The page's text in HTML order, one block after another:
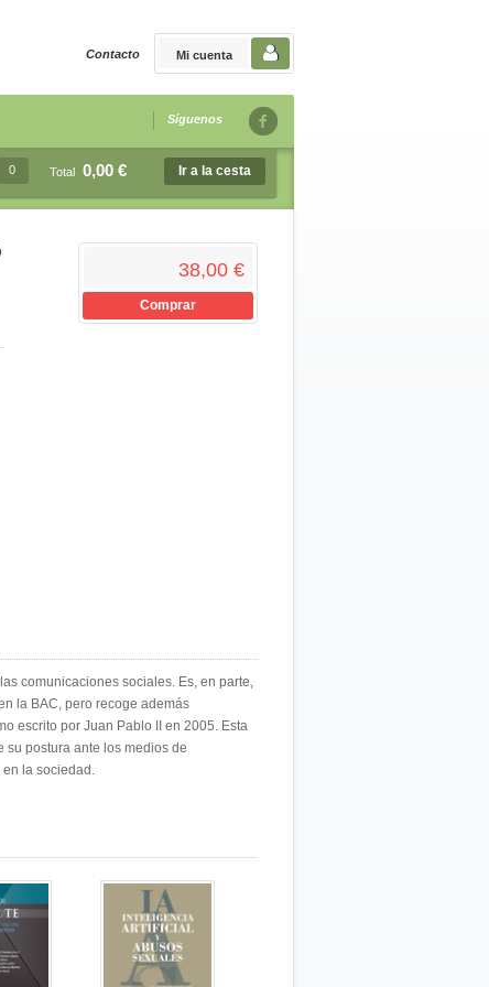
Mi cuenta
Contacto
Síguenos
0 Total 0,00 € Ir a la cesta
38,00 €
Comprar
comunicaciones sociales. Es, en parte,
la BAC, pero recoge además
escrito por Juan Pablo II en 2005. Esta
postura ante los medios de
la sociedad.